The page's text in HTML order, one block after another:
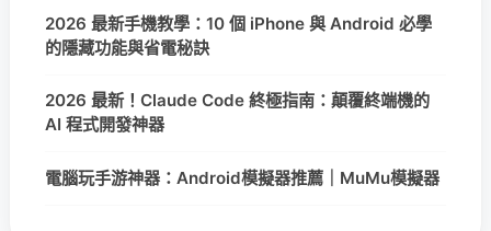
2026 最新手機教學：10 個 iPhone 與 Android 必學
的隱藏功能與省電秘訣
2026 最新！Claude Code 終極指南：顛覆終端機的
AI 程式開發神器
電腦玩手游神器：Android模擬器推薦｜MuMu模擬器